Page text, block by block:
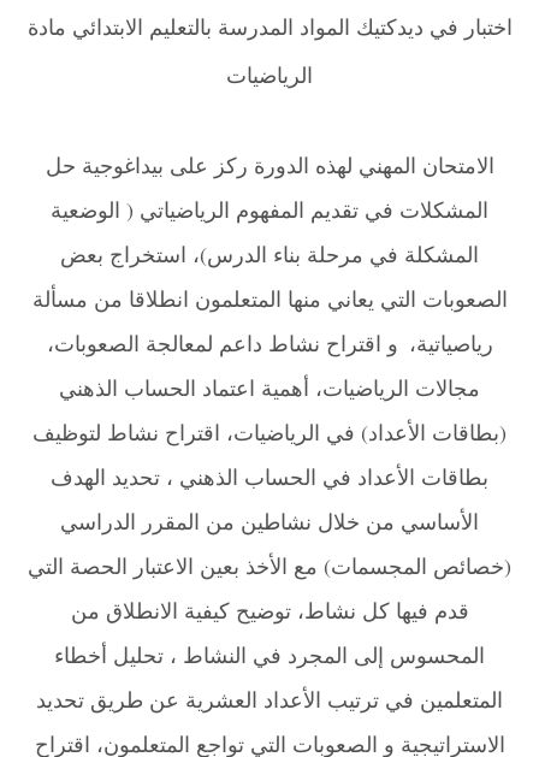
اختبار في ديدكتيك المواد المدرسة بالتعليم الابتدائي مادة
الرياضيات
الامتحان المهني لهذه الدورة ركز على بيداغوجية حل
المشكلات في تقديم المفهوم الرياضياتي ( الوضعية
المشكلة في مرحلة بناء الدرس)، استخراج بعض
الصعوبات التي يعاني منها المتعلمون انطلاقا من مسألة
رياصياتية، و اقتراح نشاط داعم لمعالجة الصعوبات،
مجالات الرياضيات، أهمية اعتماد الحساب الذهني
(بطاقات الأعداد) في الرياضيات، اقتراح نشاط لتوظيف
بطاقات الأعداد في الحساب الذهني ، تحديد الهدف
الأساسي من خلال نشاطين من المقرر الدراسي
(خصائص المجسمات) مع الأخذ بعين الاعتبار الحصة التي
قدم فيها كل نشاط، توضيح كيفية الانطلاق من
المحسوس إلى المجرد في النشاط ، تحليل أخطاء
المتعلمين في ترتيب الأعداد العشرية عن طريق تحديد
الاستراتيجية و الصعوبات التي تواجع المتعلمون، اقتراح